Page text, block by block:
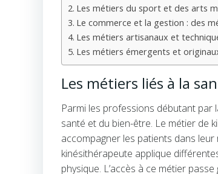
Les métiers du sport et des arts
Le commerce et la gestion : des
Les métiers artisanaux et
Les métiers émergents et
Les métiers liés à la
Parmi les professions débutant par
santé et du bien-être. Le métier de
accompagner les patients dans
kinésithérapeute applique
physique. L’accès à ce métier